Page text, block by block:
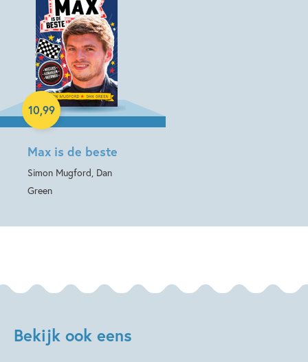
Max is de beste
Simon Mugford, Dan
Green
10,99
Hardcover
Bekijk ook eens